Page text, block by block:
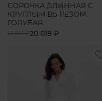
СОРОЧКА ДЛИННАЯ С
КРУГЛЫМ ВЫРЕЗОМ
ГОЛУБАЯ
23 550 ₽20 018 ₽